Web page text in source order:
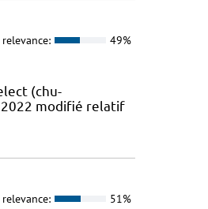
relevance: 49%
(chu-
modifié relatif
relevance: 51%